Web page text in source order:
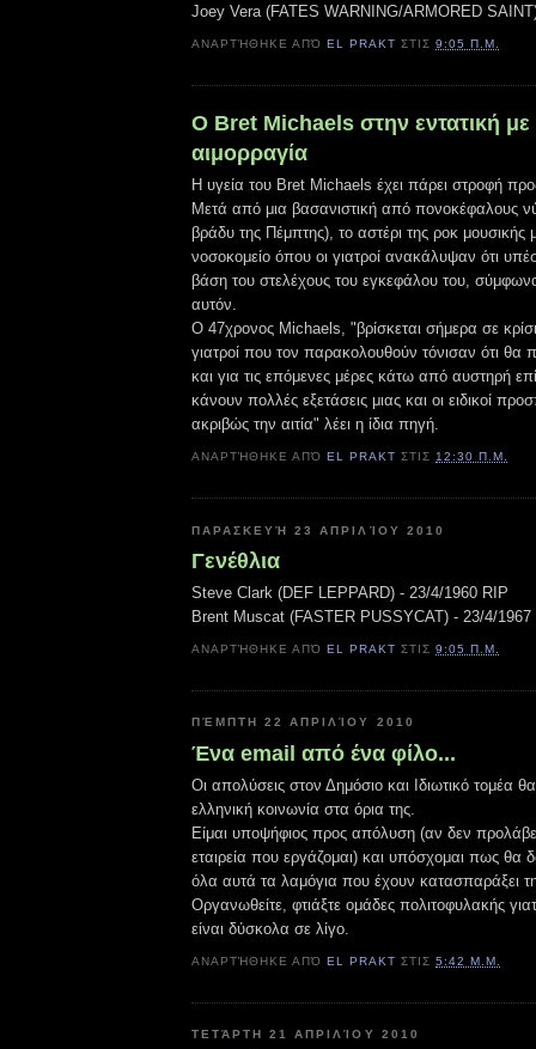
Joey Vera (FATES WARNING/ARMORED
ΑΝΑΡΤΉΘΗΚΕ ΑΠΌEL PRAKT ΣΤΙΣ9:05 Π.Μ.
Ο Bret Michaels στην εντατική με
αιμορραγία
Η υγεία του Bret Michaels έχει πάρει στροφή
Μετά από μια βασανιστική από πονοκέφαλους
βράδυ της Πέμπτης), το αστέρι της ροκ μουσικής
νοσοκομείο όπου οι γιατροί ανακάλυψαν ότι
βάση του στελέχους του εγκεφάλου του,
αυτόν.
Ο 47χρονος Michaels, "βρίσκεται σήμερα σε
γιατροί που τον παρακολουθούν τόνισαν ότι θα
και για τις επόμενες μέρες κάτω από αυστηρή
κάνουν πολλές εξετάσεις μιας και οι ειδικοί
ακριβώς την αιτία" λέει η ίδια πηγή.
ΑΝΑΡΤΉΘΗΚΕ ΑΠΌEL PRAKT ΣΤΙΣ 12:30 Π.Μ.
ΠΑΡΑΣΚΕΥΉ 23 ΑΠΡΙΛΊΟΥ 2010
Γενέθλια
Steve Clark (DEF LEPPARD) - 23/4/1960 RIP
Brent Muscat (FASTER PUSSYCAT) - 23/4/1967
ΑΝΑΡΤΉΘΗΚΕ ΑΠΌEL PRAKT ΣΤΙΣ9:05 Π.Μ.
ΠΈΜΠΤΗ 22 ΑΠΡΙΛΊΟΥ 2010
Ένα email από ένα φίλο...
Οι απολύσεις στον Δημόσιο και Ιδιωτικό τομέα
ελληνική κοινωνία στα όρια της.
Είμαι υποψήφιος προς απόλυση (αν δεν
εταιρεία που εργάζομαι) και υπόσχομαι πως
όλα αυτά τα λαμόγια που έχουν κατασπαράξει
Οργανωθείτε, φτιάξτε ομάδες πολιτοφυλακής
είναι δύσκολα σε λίγο.
ΑΝΑΡΤΉΘΗΚΕ ΑΠΌEL PRAKT ΣΤΙΣ5:42 Μ.Μ.
ΤΕΤΆΡΤΗ 21 ΑΠΡΙΛΊΟΥ 2010